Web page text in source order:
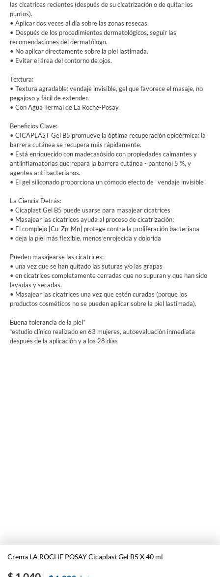
Crema LA ROCHE POSAY Cicaplast Gel B5 X 40 ml
las cicatrices recientes (después de su cicatrización o de quitar los
puntos).
• Aplicar dos veces al día sobre las zonas resecas.
• Después de los procedimientos dermatológicos, seguir las
recomendaciones del dermatólogo.
• No aplicar directamente sobre la piel lastimada.
• Evitar el área del contorno de ojos.
Textura:
• Textura agradable: vendaje invisible, gel que favorece el masaje, no
pegajoso y fácil de extender.
• Con Agua Termal de La Roche-Posay.
Beneficios Clave:
• CICAPLAST Gel B5 promueve la óptima recuperación epidérmica: la
barrera cutánea se recupera más rápidamente.
• Está enriquecido con madecasósido con propiedades calmantes y
antiinflamatorias que repara la barrera cutánea - pantenol 5 %, y
agentes anti bacterianos.
• El gel siliconado proporciona un cómodo efecto de "vendaje invisible".
La Ciencia Detrás:
• Cicaplast Gel B5 puede usarse para masajear cicatrices
• Masajear las cicatrices ayuda al proceso de cicatrización:
• El complejo [Cu-Zn-Mn] protege contra la proliferación bacteriana
• deja la piel más flexible, menos enrojecida y dolorida
Pueden masajearse las cicatrices:
• una vez que se han quitado las suturas y/o las grapas
• en cicatrices completamente cerradas que no supuran y que han sido
lavadas y secadas.
• Masajear las cicatrices una vez que estén curadas (porque los
productos cosméticos no se pueden aplicar sobre la piel lastimada).
Buena tolerancia de la piel*
*estudio clínico realizado en 63 mujeres, autoevaluación inmediata
después de la aplicación y a los 28 días